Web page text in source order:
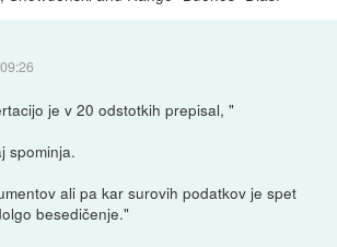
je v 20 odstotkih prepisal, "
spominja.
ali pa kar surovih podatkov je spet
besedičenje."